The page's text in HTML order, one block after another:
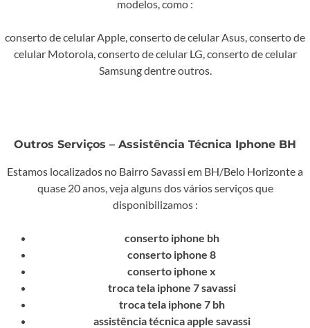
modelos, como :
conserto de celular Apple, conserto de celular Asus, conserto de
celular Motorola, conserto de celular LG, conserto de celular
Samsung dentre outros.
Outros Serviços – Assistência Técnica Iphone BH
Estamos localizados no Bairro Savassi em BH/Belo Horizonte a
quase 20 anos, veja alguns dos vários serviços que
disponibilizamos :
conserto iphone bh
conserto iphone 8
conserto iphone x
troca tela iphone 7 savassi
troca tela iphone 7 bh
assistência técnica apple savassi